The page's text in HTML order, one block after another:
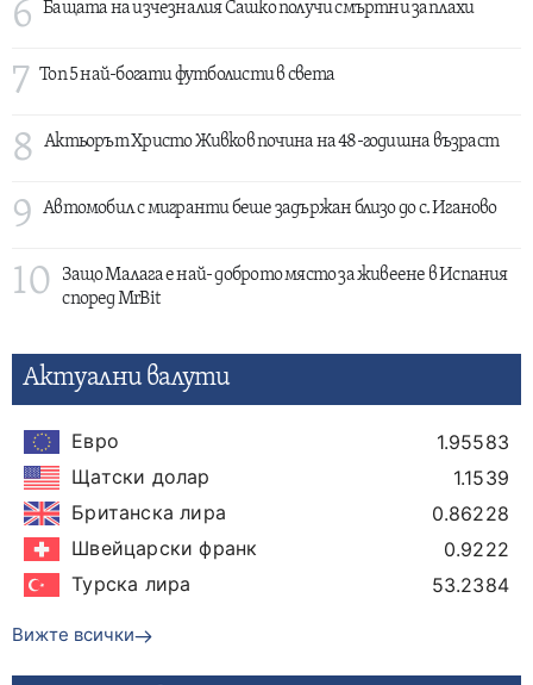
6 Бащата на изчезналия Сашко получи смъртни заплахи
7 Топ 5 най-богати футболисти в света
8 Актьорът Христо Живков почина на 48-годишна възраст
9 Автомобил с мигранти беше задържан близо до с. Иганово
10
Защо Малага е най- доброто място за живеене в Испания
според MrBit
Актуални валути
Евро
1.95583
Щатски долар
1.1539
Британска лира
0.86228
Швейцарски франк
0.9222
Турска лира
53.2384
Вижте всички